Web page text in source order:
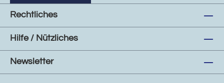
Rechtliches
Hilfe / Nützliches
Newsletter